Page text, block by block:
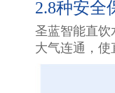
2.8种安全
圣蓝智能直饮
大气连通，